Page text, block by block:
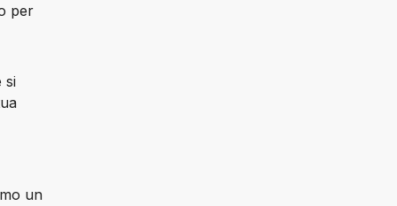
per
si
un